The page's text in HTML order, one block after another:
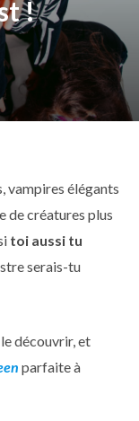
!
vampires élégants
de créatures plus
toi aussi tu
serais-tu
découvrir, et
parfaite à